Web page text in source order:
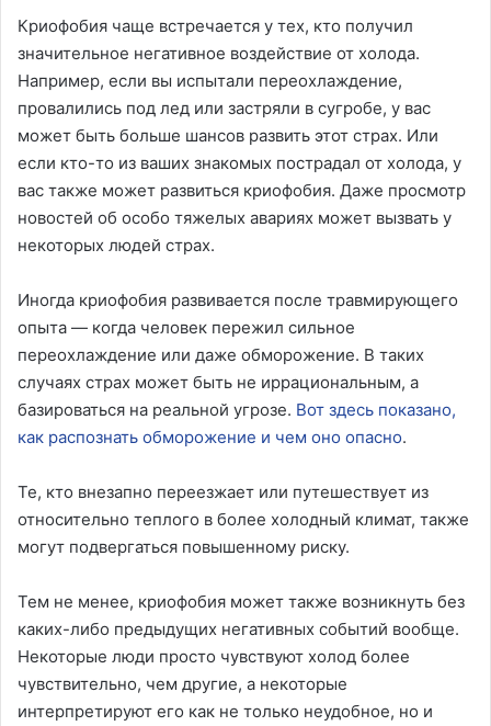
Криофобия чаще встречается у тех, кто получил
значительное негативное воздействие от холода.
Например, если вы испытали переохлаждение,
провалились под лед или застряли в сугробе, у вас
может быть больше шансов развить этот страх. Или
если кто-то из ваших знакомых пострадал от холода, у
вас также может развиться криофобия. Даже просмотр
новостей об особо тяжелых авариях может вызвать у
некоторых людей страх.
Иногда криофобия развивается после травмирующего
опыта — когда человек пережил сильное
переохлаждение или даже обморожение. В таких
случаях страх может быть не иррациональным, а
базироваться на реальной угрозе. Вот здесь показано,
как распознать обморожение и чем оно опасно.
Те, кто внезапно переезжает или путешествует из
относительно теплого в более холодный климат, также
могут подвергаться повышенному риску.
Тем не менее, криофобия может также возникнуть без
каких-либо предыдущих негативных событий вообще.
Некоторые люди просто чувствуют холод более
чувствительно, чем другие, а некоторые
интерпретируют его как не только неудобное, но и